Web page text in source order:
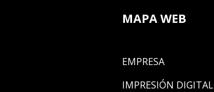
MAPA WEB
EMPRESA
IMPRESIÓN DIGITAL